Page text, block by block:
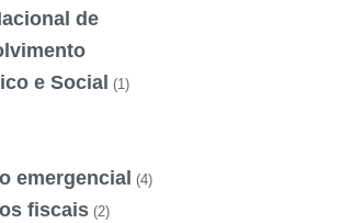
de
e Social (1)
emergencial (4)
fiscais (2)